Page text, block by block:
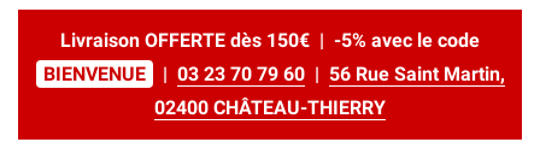
Livraison OFFERTE dès 150€ | -5% avec le code
BIENVENUE
| 03 23 70 79 60| 56 Rue Saint Martin,
02400 CHÂTEAU-THIERRY